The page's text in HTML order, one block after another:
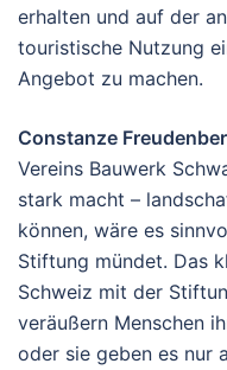
erhalten und auf der
touristische Nutzung
Angebot zu machen.
Constanze
Vereins Bauwerk
stark macht –
können, wäre es
Stiftung mündet. Das
Schweiz mit der
veräußern Menschen
oder sie geben es nur